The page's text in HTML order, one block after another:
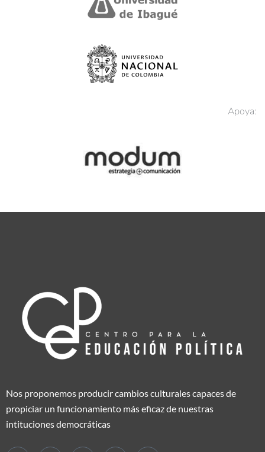
Apoya:
Nos proponemos producir cambios culturales capaces de
propiciar un funcionamiento más eficaz de nuestras
intituciones democráticas